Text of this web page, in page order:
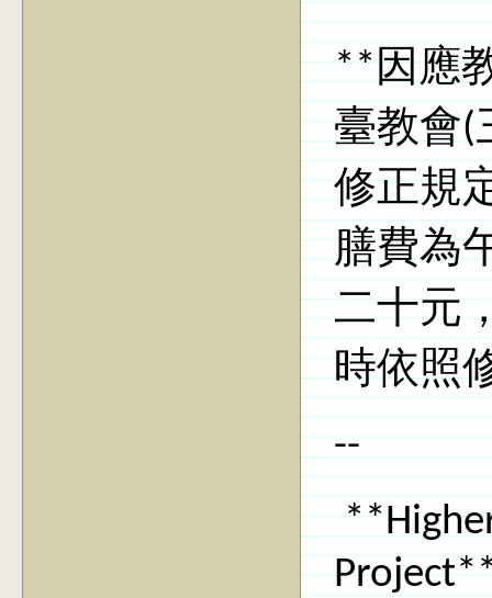
**因應
臺教會(
修正規
膳費為
二十元
時依照
--